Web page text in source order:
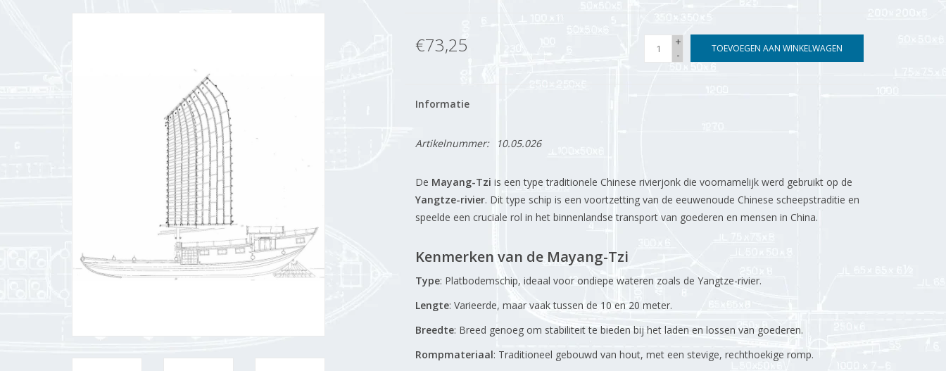
€73,25
+
-
TOEVOEGEN AAN WINKELWAGEN
Informatie
Artikelnummer: 10.05.026
De Mayang-Tzi is een type traditionele Chinese rivierjonk die voornamelijk werd gebruikt op de
Yangtze-rivier. Dit type schip is een voortzetting van de eeuwenoude Chinese scheepstraditie en
speelde een cruciale rol in het binnenlandse transport van goederen en mensen in China.
Kenmerken van de Mayang-Tzi
Type: Platbodemschip, ideaal voor ondiepe wateren zoals de Yangtze-rivier.
Lengte: Varieerde, maar vaak tussen de 10 en 20 meter.
Breedte: Breed genoeg om stabiliteit te bieden bij het laden en lossen van goederen.
Rompmateriaal: Traditioneel gebouwd van hout, met een stevige, rechthoekige romp.